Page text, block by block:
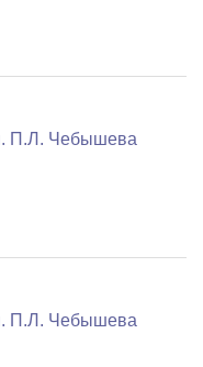
П.Л. Чебышева
П.Л. Чебышева